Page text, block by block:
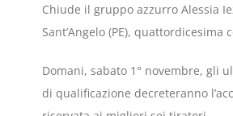
Chiude il gruppo azzurro Alessia
Sant’Angelo (PE), quattordicesima
Domani, sabato 1° novembre, gli
di qualificazione decreteranno